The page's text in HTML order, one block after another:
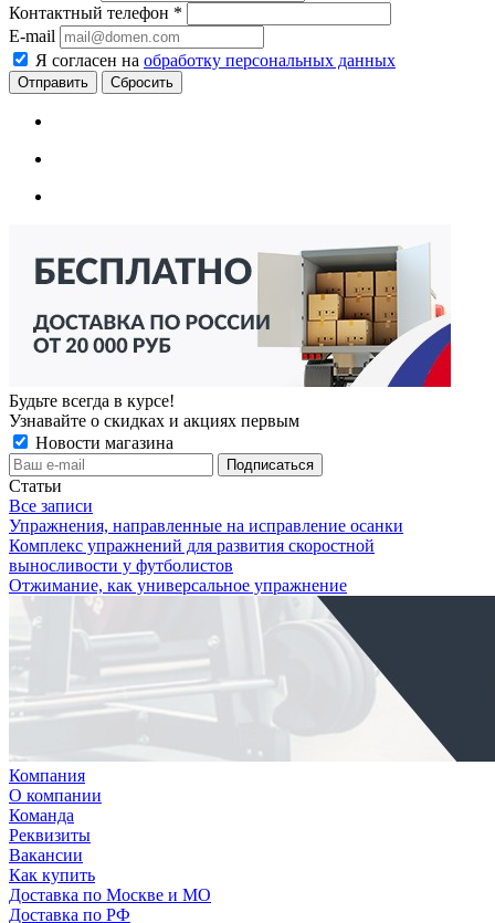
Контактный телефон *
E-mail
Я согласен на обработку персональных данных
Сбросить
Будьте всегда в курсе!
Узнавайте о скидках и акциях первым
Новости магазина
Статьи
Все записи
Упражнения, направленные на исправление осанки
Комплекс упражнений для развития скоростной
выносливости у футболистов
Отжимание, как универсальное упражнение
Компания
О компании
Команда
Реквизиты
Вакансии
Как купить
Доставка по Москве и МО
Доставка по РФ